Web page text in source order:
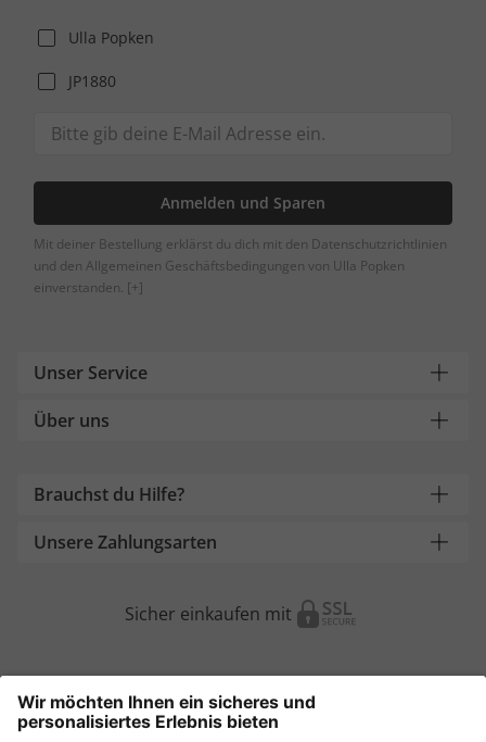
Ulla Popken
JP1880
Anmelden und Sparen
Mit deiner Bestellung erklärst du dich mit den Datenschutzrichtlinien
und den Allgemeinen Geschäftsbedingungen von Ulla Popken
einverstanden. [+]
Unser Service
Über uns
Brauchst du Hilfe?
Unsere Zahlungsarten
Sicher einkaufen mit
Weitere Onlineshops